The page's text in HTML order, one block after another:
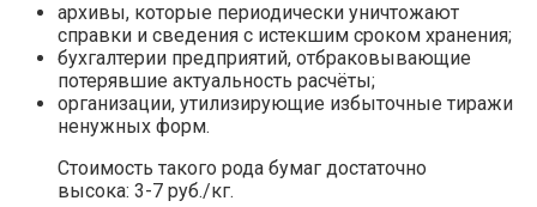
архивы, которые периодически уничтожают
справки и сведения с истекшим сроком хранения;
бухгалтерии предприятий, отбраковывающие
потерявшие актуальность расчёты;
организации, утилизирующие избыточные тиражи
ненужных форм.
Стоимость такого рода бумаг достаточно
высока: 3-7 руб./кг.